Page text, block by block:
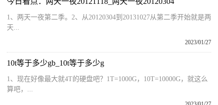
1、两天一夜第二季。2、从20120304到20131027从第二季开始就是两
天...
2023/01/27
10t等于多少gb_10t等于多少g
1、现在好像最大就4T的硬盘吧？1T=1000G，10T=10000G，就这么
算吧，...